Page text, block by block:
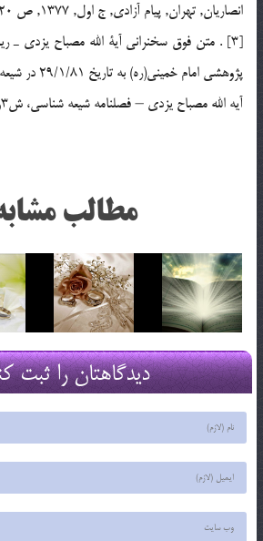
انصاريان, تهران, پيام آزادي, ج اول, 1377, ص 320.
[3] . متن فوق سخنراني آية الله مصباح يزدي
پژوهشي امام خميني(ره) به تاريخ 29/1/81 در شيعه شناسي مي باشد.
آيه الله مصباح يزدي – فصلنامه شيعه شناسي، ش3و4
مطالب
دیدگاهتان را ثبت